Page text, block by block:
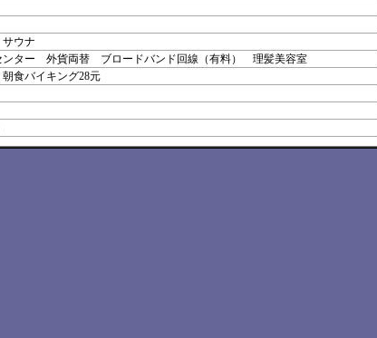
ウナ
ンター 外貨両替 ブロードバンド回線（有料） 理髪美容室
食バイキング28元